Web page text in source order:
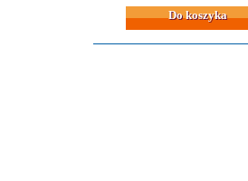
Do koszyka